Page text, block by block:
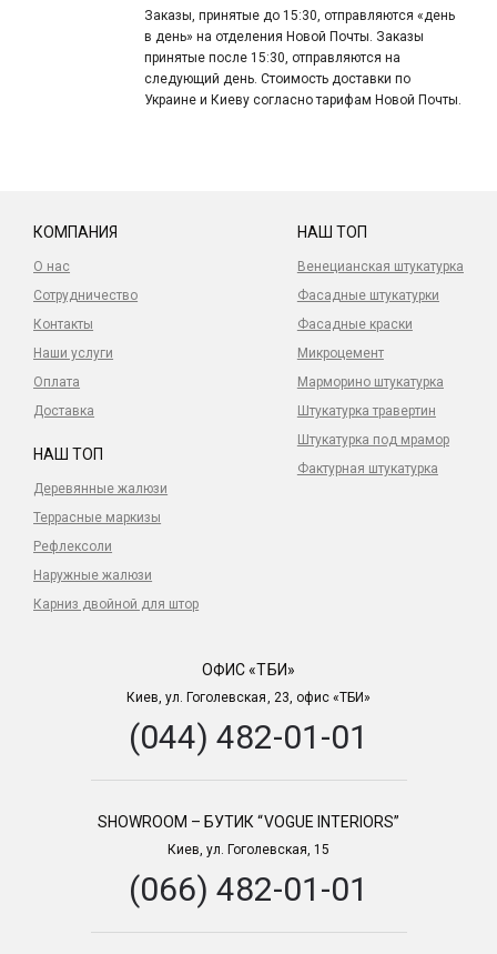
Заказы, принятые до 15:30, отправляются «день
в день» на отделения Новой Почты. Заказы
принятые после 15:30, отправляются на
следующий день. Стоимость доставки по
Украине и Киеву согласно тарифам Новой Почты.
КОМПАНИЯ
О нас
Сотрудничество
Контакты
Наши услуги
Оплата
Доставка
НАШ ТОП
Венецианская штукатурка
Фасадные штукатурки
Фасадные краски
Микроцемент
Марморино штукатурка
Штукатурка травертин
Штукатурка под мрамор
Фактурная штукатурка
НАШ ТОП
Деревянные жалюзи
Террасные маркизы
Рефлексоли
Наружные жалюзи
Карниз двойной для штор
ОФИС «ТБИ»
Киев, ул. Гоголевская, 23, офис «ТБИ»
(044) 482-01-01
SHOWROOM – БУТИК “VOGUE INTERIORS”
Киев, ул. Гоголевская, 15
(066) 482-01-01